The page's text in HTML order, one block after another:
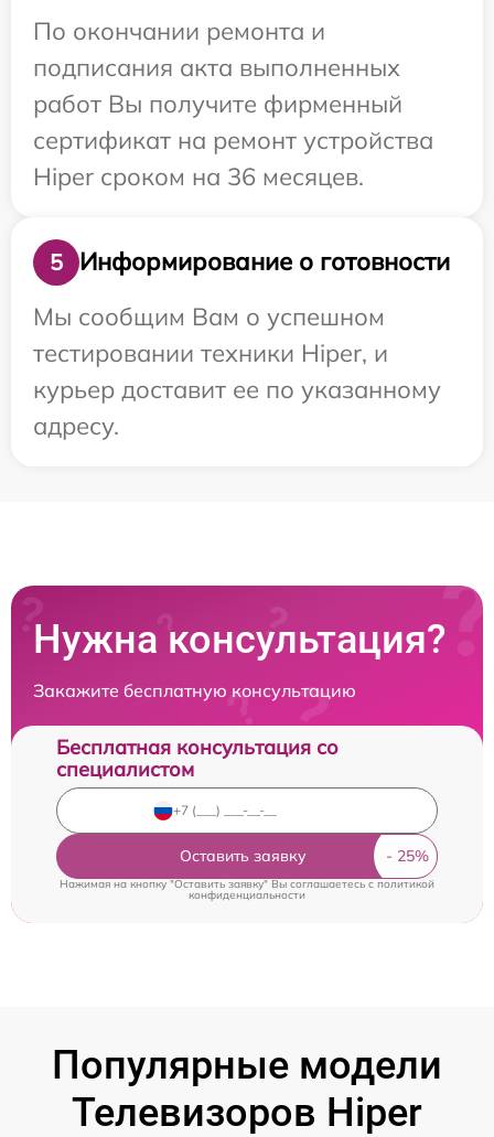
По окончании ремонта и
подписания акта выполненных
работ Вы получите фирменный
сертификат на ремонт устройства
Hiper сроком на 36 месяцев.
5
Информирование о готовности
Мы сообщим Вам о успешном
тестировании техники Hiper, и
курьер доставит ее по указанному
адресу.
Нужна консультация?
Закажите бесплатную консультацию
Бесплатная консультация со
специалистом
Оставить заявку
Нажимая на кнопку "Оставить заявку" Вы соглашаетесь cполитикой
конфиденциальности
Популярные модели
Телевизоров Hiper